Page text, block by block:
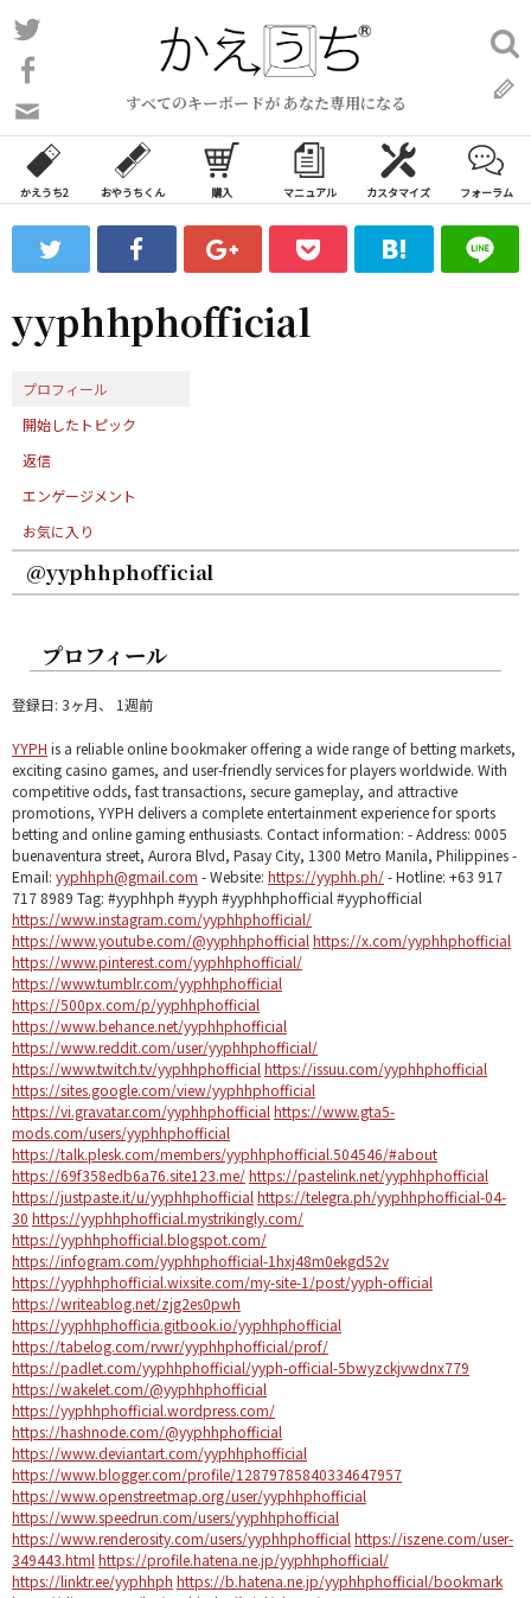
コ
ン
ン
ツ
ス
ッ
すべてのキーボードが あなた専用になる
い
合
わ
フ
ォ
ム
検
索:
かえうち2 おやうちくん 購入 マニュアル カスタマイズ フォーラム
yyphhphofficial
プロフィール
開始したトピック
返信
エンゲージメント
お気に入り
@yyphhphofficial
プロフィール
登録日: 3ヶ月、 1週前
YYPH is a reliable online bookmaker offering a wide range of betting markets,
exciting casino games, and user-friendly services for players worldwide. With
competitive odds, fast transactions, secure gameplay, and attractive
promotions, YYPH delivers a complete entertainment experience for sports
betting and online gaming enthusiasts. Contact information: - Address: 0005
buenaventura street, Aurora Blvd, Pasay City, 1300 Metro Manila, Philippines -
Email: yyphhph@gmail.com - Website: https://yyphh.ph/- Hotline: +63 917
717 8989 Tag: #yyphhph #yyph #yyphhphofficial #yyphofficial
https://www.instagram.com/yyphhphofficial/
https://www.youtube.com/@yyphhphofficial https://x.com/yyphhphofficial
https://www.pinterest.com/yyphhphofficial/
https://www.tumblr.com/yyphhphofficial
https://500px.com/p/yyphhphofficial
https://www.behance.net/yyphhphofficial
https://www.reddit.com/user/yyphhphofficial/
https://www.twitch.tv/yyphhphofficial https://issuu.com/yyphhphofficial
https://sites.google.com/view/yyphhphofficial
https://vi.gravatar.com/yyphhphofficial https://www.gta5-
mods.com/users/yyphhphofficial
https://talk.plesk.com/members/yyphhphofficial.504546/#about
https://69f358edb6a76.site123.me/https://pastelink.net/yyphhphofficial
https://justpaste.it/u/yyphhphofficial https://telegra.ph/yyphhphofficial-04-
30 https://yyphhphofficial.mystrikingly.com/
https://yyphhphofficial.blogspot.com/
https://infogram.com/yyphhphofficial-1hxj48m0ekgd52v
https://yyphhphofficial.wixsite.com/my-site-1/post/yyph-official
https://writeablog.net/zjg2es0pwh
https://yyphhphofficia.gitbook.io/yyphhphofficial
https://tabelog.com/rvwr/yyphhphofficial/prof/
https://padlet.com/yyphhphofficial/yyph-official-5bwyzckjvwdnx779
https://wakelet.com/@yyphhphofficial
https://yyphhphofficial.wordpress.com/
https://hashnode.com/@yyphhphofficial
https://www.deviantart.com/yyphhphofficial
https://www.blogger.com/profile/12879785840334647957
https://www.openstreetmap.org/user/yyphhphofficial
https://www.speedrun.com/users/yyphhphofficial
https://www.renderosity.com/users/yyphhphofficial https://iszene.com/user-
349443.html https://profile.hatena.ne.jp/yyphhphofficial/
https://linktr.ee/yyphhph https://b.hatena.ne.jp/yyphhphofficial/bookmark